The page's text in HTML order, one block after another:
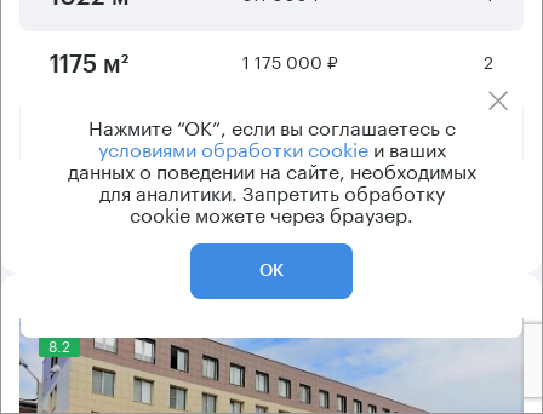
1175 м² 1 175 000 ₽ 2
1600 м² 800 000 ₽
2400 м² 1 200 000 ₽
8.2
Нажмите “ОК”, если вы соглашаетесь с
условиями обработки cookieи ваших
данных о поведении на сайте, необходимых
для аналитики. Запретить обработку
cookie можете через браузер.
ОК